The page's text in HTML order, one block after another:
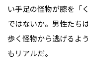
い手足の怪物が膝を「
ではないか。男性たち
歩く怪物から逃げるよ
もリアルだ。